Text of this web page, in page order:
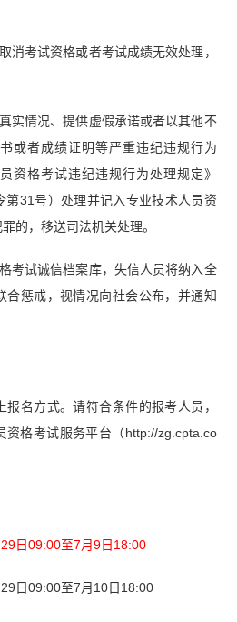
消考试资格或者考试成绩无效处理，
实情况、提供虚假承诺或者以其他不
或者成绩证明等严重违纪违规行为
资格考试违纪违规行为处理规定》
第31号）处理并记入专业技术人员资
的，移送司法机关处理。
考试诚信档案库，失信人员将纳入全
合惩戒，视情况向社会公布，并通知
名方式。请符合条件的报考人员，
资格考试服务平台（http://zg.cpta.co
日09:00至7月9日18:00
日09:00至7月10日18:00